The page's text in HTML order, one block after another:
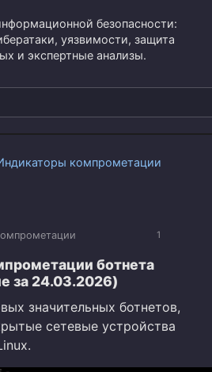
безопасности:
уязвимости, защита
и экспертные анализы.
компрометации
1
ботнета
за 24.03.2026)
значительных ботнетов,
сетевые устройства